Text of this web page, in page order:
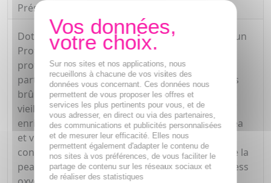
Présentation
Dotée d'un SPF 50+, l'eau solaire Caudalie Vinosun
Protect apporte à la peau le plus haut niveau de
protection contre les UVA et UVB. Ainsi, elle
participe à la prévention des coups de soleil, des
brûlures, des dommages cellulaires et du
vieillissement cutané prématuré. Sa formule est
enrichie en polyphénols de raisin, extrait d'épicéa
et vitamine E. Ce trio d'actifs antioxydants
contribue à renforcer les défenses naturelles de la
peau face au soleil et l'aide à lutter contre le stress
Sur nos sites et nos applications, nous
recueillons à chacune de vos visites des
données vous concernant. Ces données nous
permettent de vous proposer les offres et
services les plus pertinents pour vous, et de
vous adresser, en direct ou via des partenaires,
des communications et publicités personnalisées
et de mesurer leur efficacité. Elles nous
permettent également d'adapter le contenu de
nos sites à vos préférences, de vous faciliter le
partage de contenu sur les réseaux sociaux et
de réaliser des statistiques